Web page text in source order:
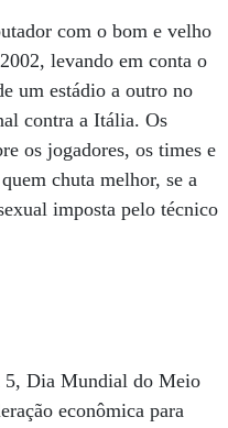
com o bom e velho
levando em conta o
um estádio a outro no
contra a Itália. Os
os jogadores, os times e
chuta melhor, se a
imposta pelo técnico
5, Dia Mundial do Meio
econômica para